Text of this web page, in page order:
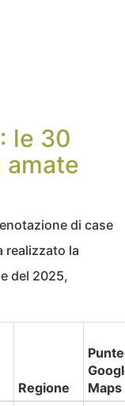
le 30
amate
di case
realizzato la
del 2025,
Regione
Maps